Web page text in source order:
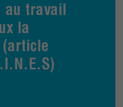
travail
la